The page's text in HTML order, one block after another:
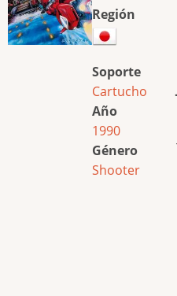
Región
Soporte
Cartucho
Año
1990
Género
Shooter